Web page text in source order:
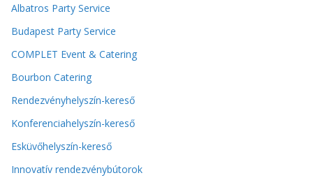
Albatros Party Service
Budapest Party Service
COMPLET Event & Catering
Bourbon Catering
Rendezvényhelyszín-kereső
Konferenciahelyszín-kereső
Esküvőhelyszín-kereső
Innovatív rendezvénybútorok